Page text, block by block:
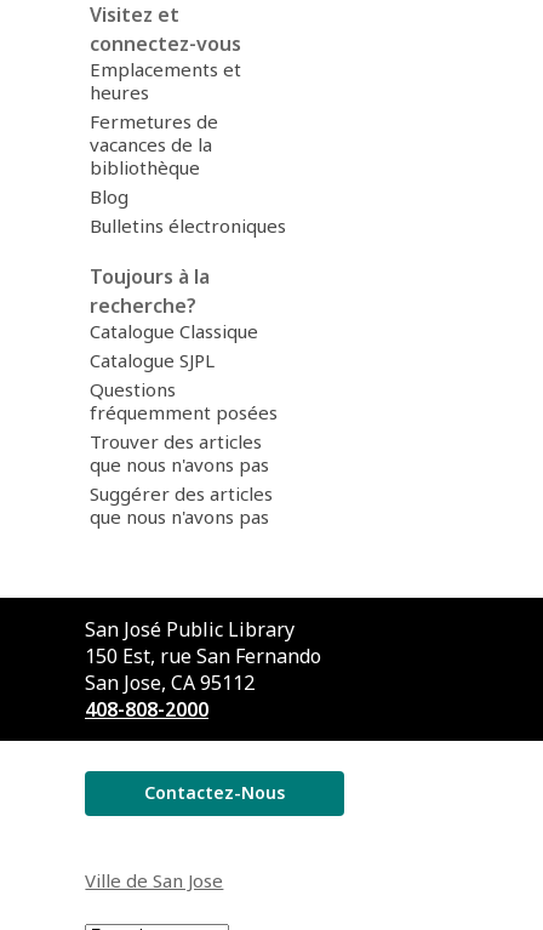
Visitez et
connectez-vous
Emplacements et
heures
Fermetures de
vacances de la
bibliothèque
Blog
Bulletins électroniques
Toujours à la
recherche?
Catalogue Classique
Catalogue SJPL
Questions
fréquemment posées
Trouver des articles
que nous n'avons pas
Suggérer des articles
que nous n'avons pas
Contactez
la
bibliothèque
San José Public Library
150 Est, rue San Fernando
San Jose, CA 95112
408-808-2000
Contactez-Nous
Ville de San Jose